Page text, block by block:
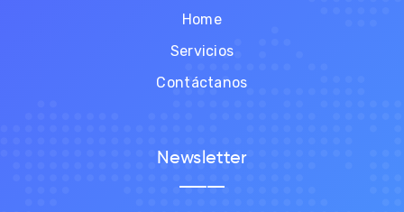
Home
Servicios
Contáctanos
Newsletter